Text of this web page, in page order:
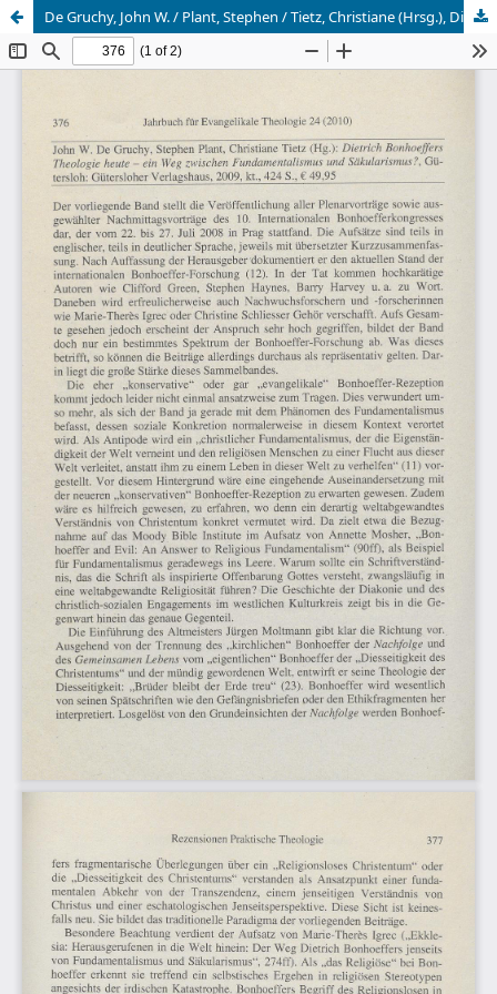
De Gruchy, John W. / Plant, Stephen / Tietz, Christiane (Hrsg.), Dietrich Bonhoeffers Theologie heute - ein Weg zwischen Fundamentalismus und Säkularismus?